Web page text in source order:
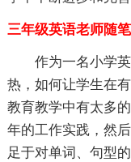
三年级英语老师随
作为一名小学英
热，如何让学生在
教育教学中有太多
年的工作实践，然
足于对单词、句型